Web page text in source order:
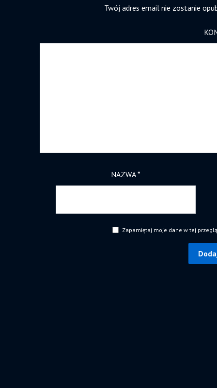
Twój adres email nie zostanie
NAZWA*
Zapamiętaj moje dane w tej